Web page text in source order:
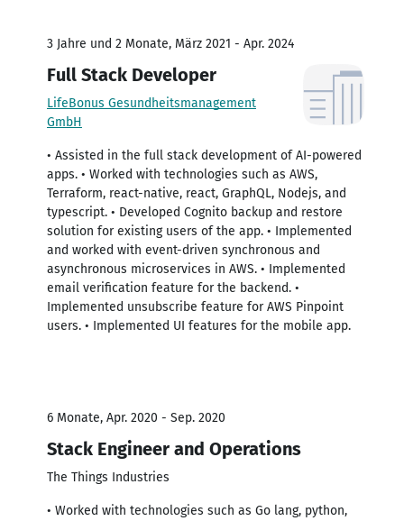
3 Jahre und 2 Monate, März 2021 - Apr. 2024
Full Stack Developer
LifeBonus Gesundheitsmanagement
GmbH
• Assisted in the full stack development of AI-powered
apps. • Worked with technologies such as AWS,
Terraform, react-native, react, GraphQL, Nodejs, and
typescript. • Developed Cognito backup and restore
solution for existing users of the app. • Implemented
and worked with event-driven synchronous and
asynchronous microservices in AWS. • Implemented
email verification feature for the backend. •
Implemented unsubscribe feature for AWS Pinpoint
users. • Implemented UI features for the mobile app.
6 Monate, Apr. 2020 - Sep. 2020
Stack Engineer and Operations
The Things Industries
• Worked with technologies such as Go lang, python,